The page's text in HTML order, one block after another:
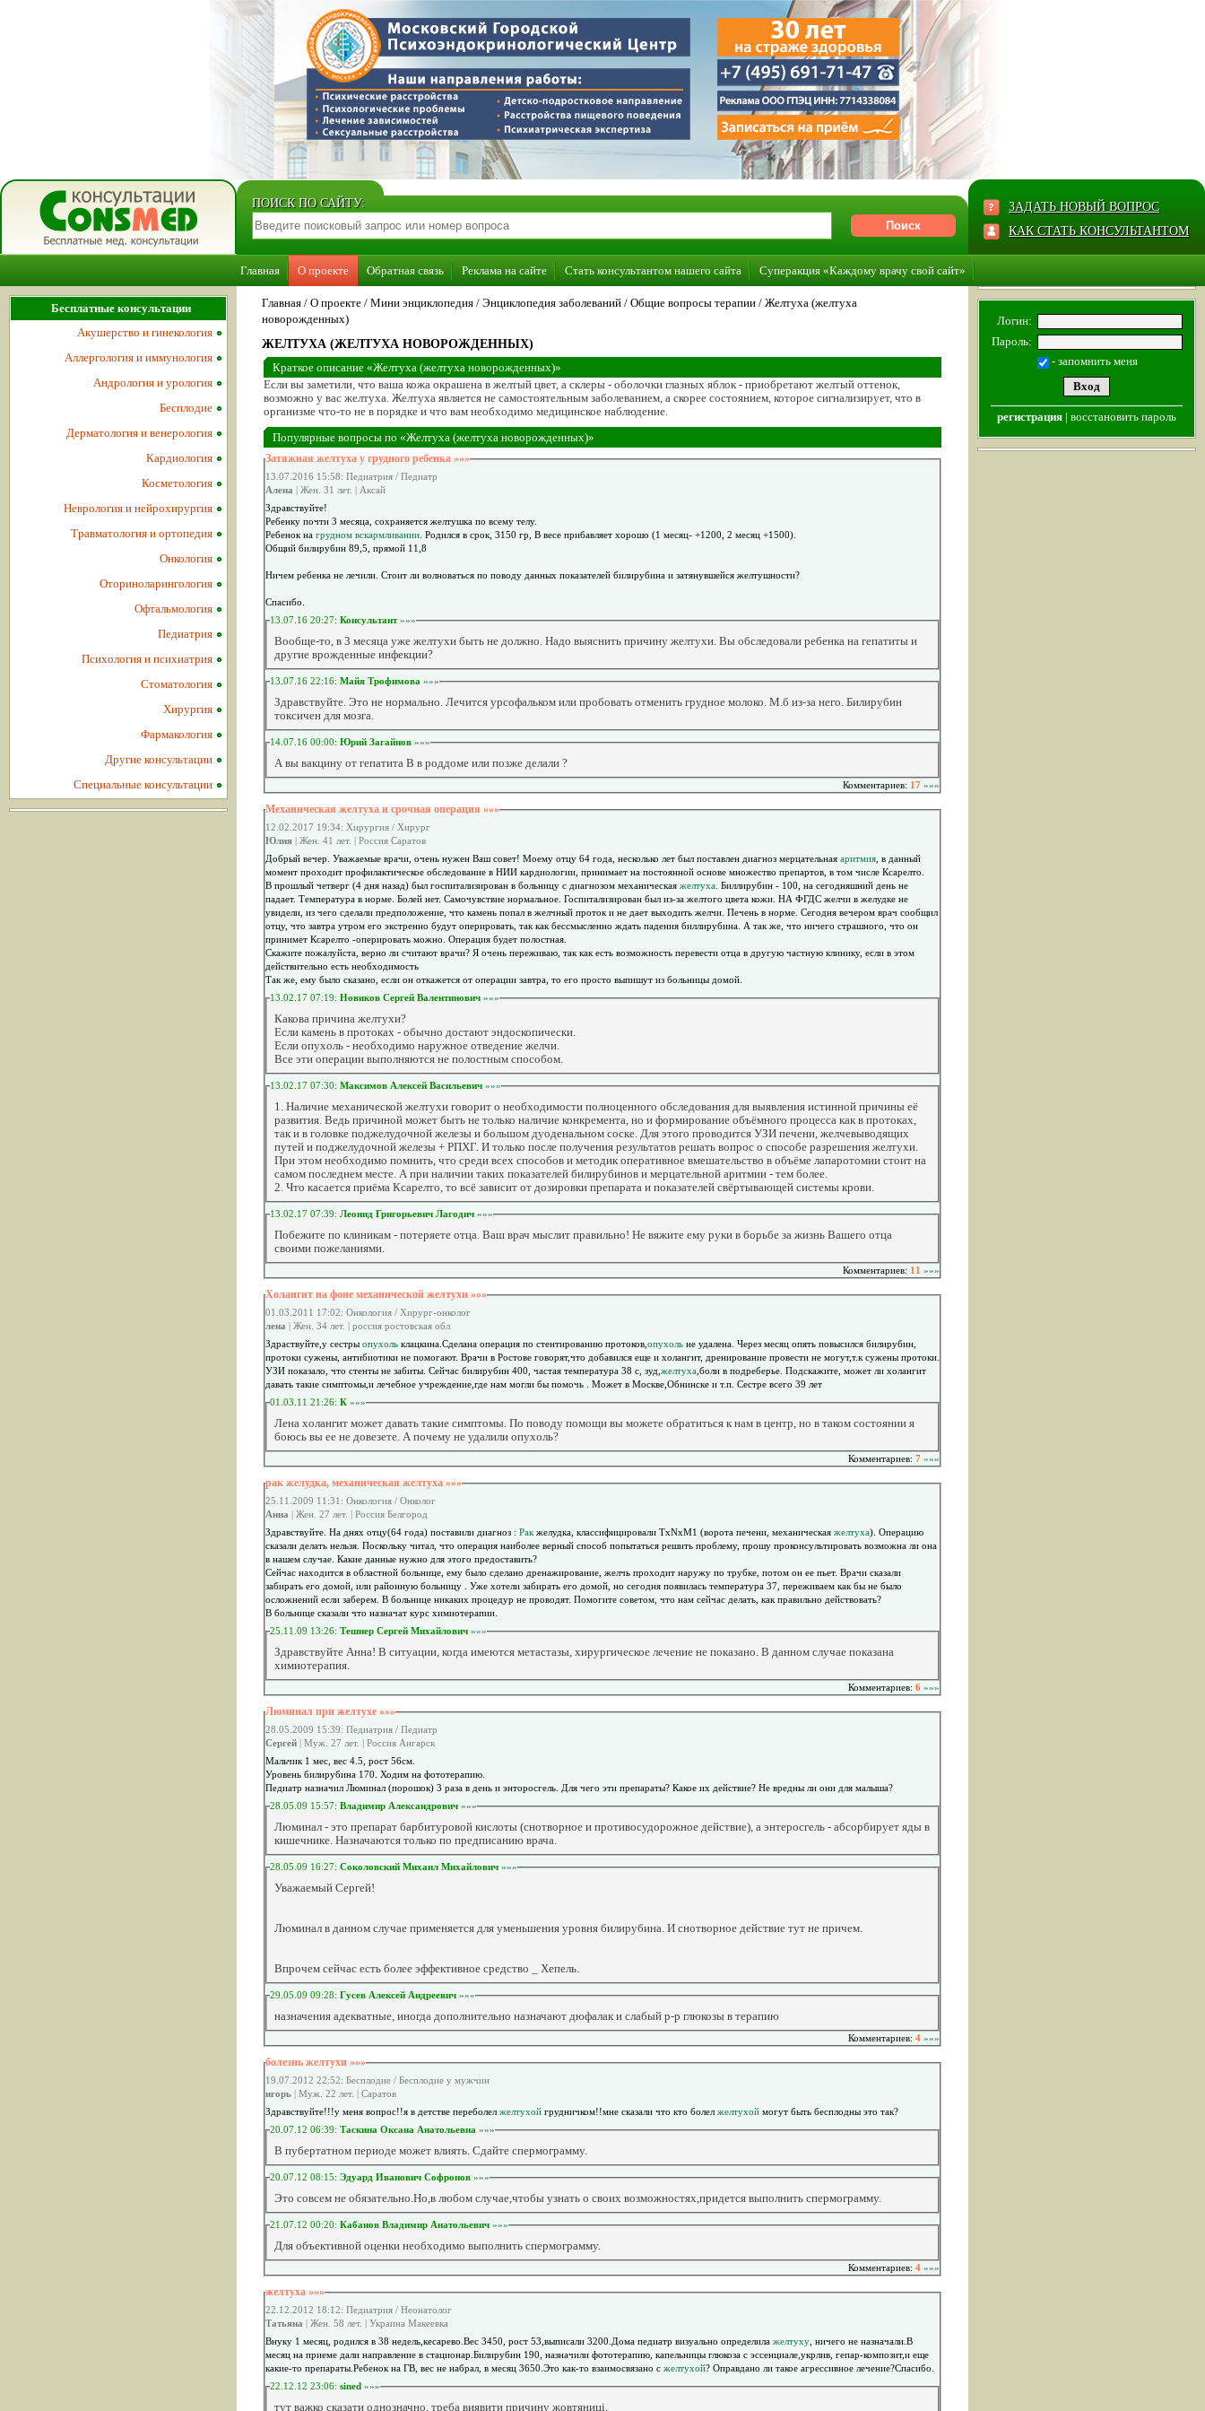
ПОИСК ПО САЙТУ:
ЗАДАТЬ НОВЫЙ ВОПРОС
КАК СТАТЬ КОНСУЛЬТАНТОМ
Главная О проекте Обратная связь Реклама на сайте Стать консультантом нашего сайта Суперакция «Каждому врачу свой сайт»
Главная / О проекте / Мини энциклопедия / Энциклопедия заболеваний / Общие вопросы терапии / Желтуха (желтуха
новорожденных)
ЖЕЛТУХА (ЖЕЛТУХА НОВОРОЖДЕННЫХ)
Краткое описание «Желтуха (желтуха новорожденных)»
Если вы заметили, что ваша кожа окрашена в желтый цвет, а склеры - оболочки глазных яблок - приобретают желтый оттенок,
возможно у вас желтуха. Желтуха является не самостоятельным заболеванием, а скорее состоянием, которое сигнализирует, что в
организме что-то не в порядке и что вам необходимо медицинское наблюдение.
Популярные вопросы по «Желтуха (желтуха новорожденных)»
Затяжная желтуха у грудного ребенка »»»
13.07.2016 15:58: Педиатрия / Педиатр
Алена
| Жен. 31 лет. | Аксай
Здравствуйте!
Ребенку почти 3 месяца, сохраняется желтушка по всему телу.
Ребенок на грудном вскармливании . Родился в срок, 3150 гр, В весе прибавляет хорошо (1 месяц- +1200, 2 месяц +1500).
Общий билирубин 89,5, прямой 11,8
Ничем ребенка не лечили. Стоит ли волноваться по поводу данных показателей билирубина и затянувшейся желтушности?
Спасибо.
13.07.16 20:27: Консультант »»»
Вообще-то, в 3 месяца уже желтухи быть не должно. Надо выяснить причину желтухи. Вы обследовали ребенка на гепатиты и
другие врожденные инфекции?
13.07.16 22:16: Майя Трофимова »»»
Здравствуйте. Это не нормально. Лечится урсофальком или пробовать отменить грудное молоко. М.б из-за него. Билирубин
токсичен для мозга.
14.07.16 00:00: Юрий Загайнов »»»
А вы вакцину от гепатита В в роддоме или позже делали ?
Комментариев: 17 »»»
Механическая желтуха и срочная операция »»»
12.02.2017 19:34: Хирургия / Хирург
Юлия | Жен. 41 лет. | Россия Саратов
Добрый вечер. Уважаемые врачи, очень нужен Ваш совет! Моему отцу 64 года, несколько лет был поставлен диагноз мерцательная аритмия , в данный
момент проходит профилактическое обследование в НИИ кардиологии, принимает на постоянной основе множество препартов, в том числе Ксарелто.
В прошлый четверг (4 дня назад) был госпитализирован в больницу с диагнозом механическая желтуха . Биллирубин - 100, на сегодняшний день не
падает. Температура в норме. Болей нет. Самочувствие нормальное. Госпитализирован был из-за желтого цвета кожи. НА ФГДС желчи в желудке не
увидели, из чего сделали предположение, что камень попал в желчный проток и не дает выходить желчи. Печень в норме. Сегодня вечером врач сообщил
отцу, что завтра утром его экстренно будут оперировать, так как бессмысленно ждать падения биллирубина. А так же, что ничего страшного, что он
принимет Ксарелто -оперировать можно. Операция будет полостная.
Скажите пожалуйста, верно ли считают врачи? Я очень переживаю, так как есть возможность перевести отца в другую частную клинику, если в этом
действительно есть необходимость
Так же, ему было сказано, если он откажется от операции завтра, то его просто выпишут из больницы домой.
13.02.17 07:19: Новиков Сергей Валентинович »»»
Какова причина желтухи?
Если камень в протоках - обычно достают эндоскопически.
Если опухоль - необходимо наружное отведение желчи.
Все эти операции выполняются не полостным способом.
13.02.17 07:30: Максимов Алексей Васильевич »»»
1. Наличие механической желтухи говорит о необходимости полноценного обследования для выявления истинной причины её
развития. Ведь причиной может быть не только наличие конкремента, но и формирование объёмного процесса как в протоках,
так и в головке поджелудочной железы и большом дуоденальном соске. Для этого проводится УЗИ печени, желчевыводящих
путей и поджелудочной железы + РПХГ. И только после получения результатов решать вопрос о способе разрешения желтухи.
При этом необходимо помнить, что среди всех способов и методик оперативное вмешательство в объёме лапаротомии стоит на
самом последнем месте. А при наличии таких показателей билирубинов и мерцательной аритмии - тем более.
2. Что касается приёма Ксарелто, то всё зависит от дозировки препарата и показателей свёртывающей системы крови.
13.02.17 07:39: Леонид Григорьевич Лагодич »»»
Побежите по клиникам - потеряете отца. Ваш врач мыслит правильно! Не вяжите ему руки в борьбе за жизнь Вашего отца
своими пожеланиями.
Комментариев: 11 »»»
Холангит на фоне механической желтухи »»»
01.03.2011 17:02: Онкология / Хирург-онколог
лена | Жен. 34 лет. | россия ростовская обл
Здраствуйте,у сестры опухоль клацкина.Сделана операция по стентированию протоков, опухоль не удалена. Через месяц опять повысился билирубин,
протоки сужены, антибиотики не помогают. Врачи в Ростове говорят,что добавился еще и холангит, дренирование провести не могут,т.к сужены протоки.
УЗИ показало, что стенты не забиты. Сейчас билирубин 400, частая температура 38 с, зуд, желтуха ,боли в подреберье. Подскажите, может ли холангит
давать такие симптомы,и лечебное учреждение,где нам могли бы помочь . Может в Москве,Обнинске и т.п. Сестре всего 39 лет
01.03.11 21:26: К »»»
Лена холангит может давать такие симптомы. По поводу помощи вы можете обратиться к нам в центр, но в таком состоянии я
боюсь вы ее не довезете. А почему не удалили опухоль?
Комментариев: 7 »»»
рак желудка, механическая желтуха »»»
25.11.2009 11:31: Онкология / Онколог
Анна | Жен. 27 лет. | Россия Белгород
Здравствуйте. На днях отцу(64 года) поставили диагноз : Рак желудка, классифицировали TxNxM1 (ворота печени, механическая желтуха). Операцию
сказали делать нельзя. Поскольку читал, что операция наиболее верный способ попытаться решить проблему, прошу проконсультировать возможна ли она
в нашем случае. Какие данные нужно для этого предоставить?
Сейчас находится в областной больнице, ему было сделано дренажирование, желчь проходит наружу по трубке, потом он ее пьет. Врачи сказали
забирать его домой, или районную больницу . Уже хотели забирать его домой, но сегодня появилась температура 37, переживаем как бы не было
осложнений если заберем. В больнице никаких процедур не проводят. Помогите советом, что нам сейчас делать, как правильно действовать?
В больнице сказали что назначат курс химиотерапии.
25.11.09 13:26: Тешнер Сергей Михайлович »»»
Здравствуйте Анна! В ситуации, когда имеются метастазы, хирургическое лечение не показано. В данном случае показана
химиотерапия.
Комментариев: 6 »»»
Люминал при желтухе »»»
28.05.2009 15:39: Педиатрия / Педиатр
Сергей | Муж. 27 лет. | Россия Ангарск
Мальчик 1 мес, вес 4.5, рост 56см.
Уровень билирубина 170. Ходим на фототерапию.
Педиатр назначил Люминал (порошок) 3 раза в день и энторосгель. Для чего эти препараты? Какое их действие? Не вредны ли они для малыша?
28.05.09 15:57: Владимир Александрович »»»
Люминал - это препарат барбитуровой кислоты (снотворное и противосудорожное действие), а энтеросгель - абсорбирует яды в
кишечнике. Назначаются только по предписанию врача.
28.05.09 16:27: Соколовский Михаил Михайлович »»»
Уважаемый Сергей!
Люминал в данном случае применяется для уменьшения уровня билирубина. И снотворное действие тут не причем.
Впрочем сейчас есть более эффективное средство _ Хепель.
29.05.09 09:28: Гусев Алексей Андреевич »»»
назначения адекватные, иногда дополнительно назначают дюфалак и слабый р-р глюкозы в терапию
Комментариев: 4 »»»
болезнь желтухи »»»
19.07.2012 22:52: Бесплодие / Бесплодие у мужчин
игорь
| Муж. 22 лет. | Саратов
Здравствуйте!!!у меня вопрос!!я в детстве переболел желтухой грудничком!!мне сказали что кто болел желтухой могут быть бесплодны это так?
20.07.12 06:39: Таскина Оксана Анатольевна »»»
В пубертатном периоде может влиять. Сдайте спермограмму.
20.07.12 08:15: Эдуард Иванович Софронов »»»
Это совсем не обязательно.Но,в любом случае,чтобы узнать о своих возможностях,придется выполнить спермограмму.
21.07.12 00:20: Кабанов Владимир Анатольевич »»»
Для объективной оценки необходимо выполнить спермограмму.
Комментариев: 4 »»»
желтуха »»»
22.12.2012 18:12: Педиатрия / Неонатолог
Татьяна | Жен. 58 лет. | Украина Макеевка
Внуку 1 месяц, родился в 38 недель,кесарево.Вес 3450, рост 53,выписали 3200.Дома педиатр визуально определила желтуху , ничего не назначали.В
месяц на приеме дали направление в стационар.Билирубин 190, назначили фототерапию, капельницы глюкоза с эссенциале,укрлив, гепар-композит,и еще
какие-то препараты.Ребенок на ГВ, вес не набрал, в месяц 3650.Это как-то взаимосвязано с желтухой? Оправдано ли такое агрессивное лечение?Спасибо.
22.12.12 23:06: sined »»»
тут важко сказати однозначно, треба виявити причину жовтяниці.
Бесплатные консультации
Акушерство и гинекология
Аллергология и иммунология
Андрология и урология
Бесплодие
Дерматология и венерология
Кардиология
Косметология
Неврология и нейрохирургия
Травматология и ортопедия
Онкология
Оториноларингология
Офтальмология
Педиатрия
Психология и психиатрия
Стоматология
Хирургия
Фармакология
Другие консультации
Специальные консультации
Логин:
Пароль:
- запомнить меня
регистрация | восстановить пароль